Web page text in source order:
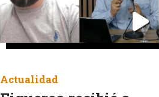
Actualidad